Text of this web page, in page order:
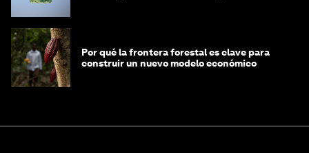
Por qué la frontera forestal es clave para
construir un nuevo modelo económico